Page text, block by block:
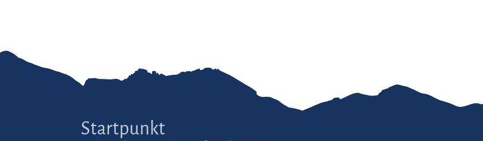
Startpunkt